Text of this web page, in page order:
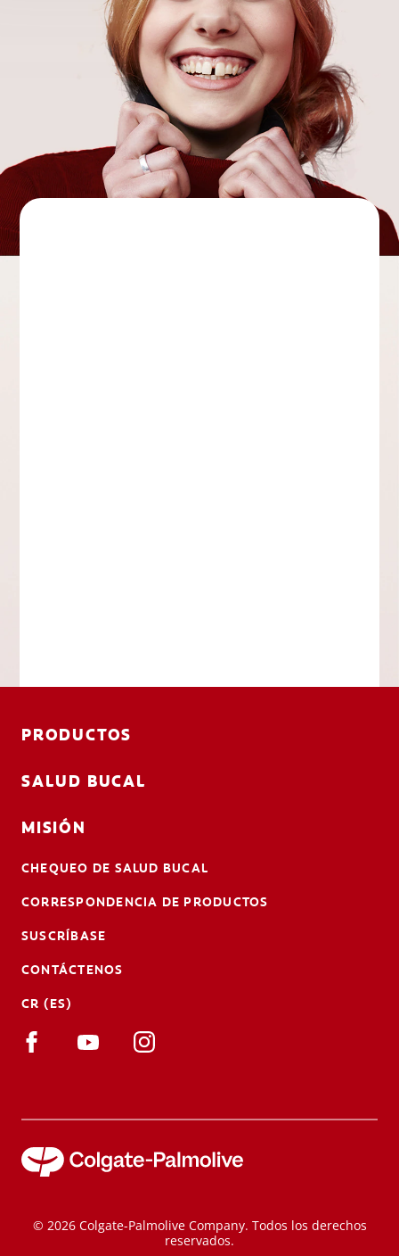
PRODUCTOS
SALUD BUCAL
MISIÓN
CHEQUEO DE SALUD BUCAL
CORRESPONDENCIA DE PRODUCTOS
SUSCRÍBASE
CONTÁCTENOS
CR (ES)
© 2026 Colgate-Palmolive Company. Todos los derechos
reservados.